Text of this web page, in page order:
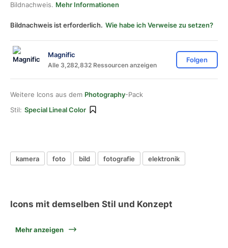
Bildnachweis. Mehr Informationen
Bildnachweis ist erforderlich. Wie habe ich Verweise zu setzen?
Magnific
Alle 3,282,832 Ressourcen anzeigen
Folgen
Weitere Icons aus dem Photography-Pack
Stil: Special Lineal Color
kamera foto bild fotografie elektronik
Icons mit demselben Stil und Konzept
Mehr anzeigen